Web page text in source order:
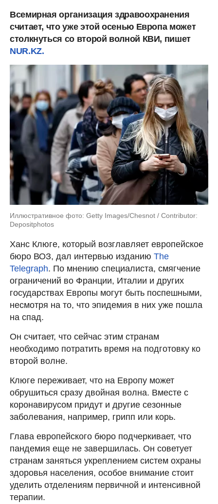
Всемирная организация здравоохранения
считает, что уже этой осенью Европа может
столкнуться со второй волной КВИ, пишет
NUR.KZ.
Иллюстративное фото: Getty Images/Chesnot / Contributor:
Depositphotos
Ханс Клюге, который возглавляет европейское
бюро ВОЗ, дал интервью изданию The
Telegraph. По мнению специалиста, смягчение
ограничений во Франции, Италии и других
государствах Европы могут быть поспешными,
несмотря на то, что эпидемия в них уже пошла
на спад.
Он считает, что сейчас этим странам
необходимо потратить время на подготовку ко
второй волне.
Клюге переживает, что на Европу может
обрушиться сразу двойная волна. Вместе с
коронавирусом придут и другие сезонные
заболевания, например, грипп или корь.
Глава европейского бюро подчеркивает, что
пандемия еще не завершилась. Он советует
странам заняться укреплением систем охраны
здоровья населения, особое внимание стоит
уделить отделениям первичной и интенсивной
терапии.